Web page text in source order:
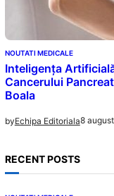
NOUTATI MEDICALE
Inteligența
Cancerului
Boala
byEchipa Editoriala8
RECENT POSTS